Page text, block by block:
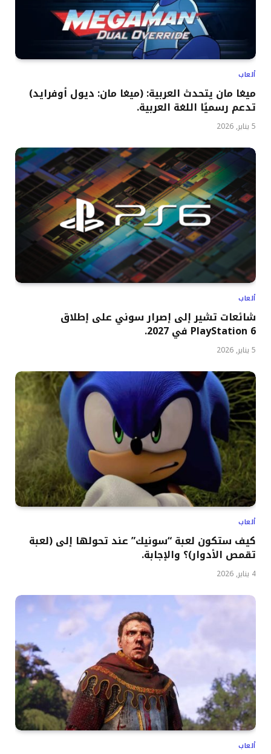
ألعاب
ميغا مان يتحدث العربية: (ميغا مان: ديول أوفرايد)
تدعم رسميًا اللغة العربية.
5 يناير, 2026
ألعاب
شائعات تشير إلى إصرار سوني على إطلاق
PlayStation 6 في 2027.
5 يناير, 2026
ألعاب
كيف ستكون لعبة “سونيك” عند تحولها إلى (لعبة
تقمص الأدوار)؟ والإجابة.
4 يناير, 2026
ألعاب